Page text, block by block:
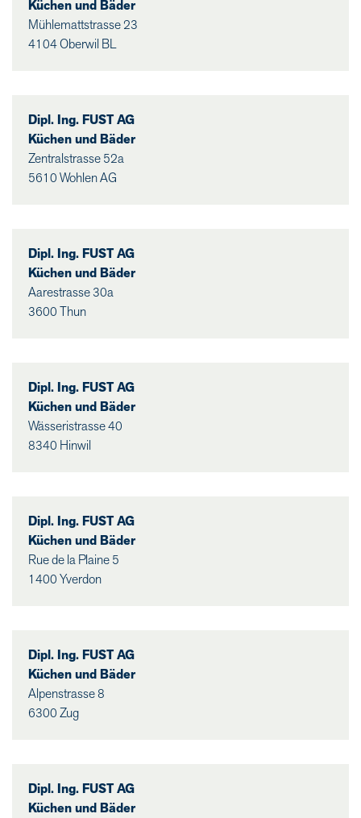
Küchen und Bäder
Mühlemattstrasse 23
4104 Oberwil BL
Dipl. Ing. FUST AG
Küchen und Bäder
Zentralstrasse 52a
5610 Wohlen AG
Dipl. Ing. FUST AG
Küchen und Bäder
Aarestrasse 30a
3600 Thun
Dipl. Ing. FUST AG
Küchen und Bäder
Wässeristrasse 40
8340 Hinwil
Dipl. Ing. FUST AG
Küchen und Bäder
Rue de la Plaine 5
1400 Yverdon
Dipl. Ing. FUST AG
Küchen und Bäder
Alpenstrasse 8
6300 Zug
Dipl. Ing. FUST AG
Küchen und Bäder